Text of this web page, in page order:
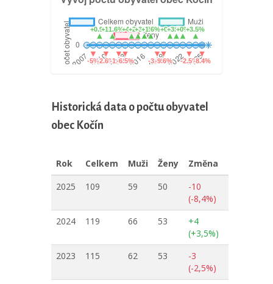
Historická data o počtu obyvatel
obec Kočín
Rok Celkem Muži Ženy
Změna
2025
109 59 50
-10
(-8,4%)
2024
119 66 53
+4
(+3,5%)
2023
115 62 53
-3
(-2,5%)